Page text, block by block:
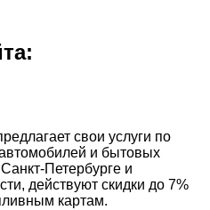
свои услуги по
и бытовых
Петербурге и
действуют скидки до 7%
картам.